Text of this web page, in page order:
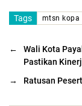
Tags mtsn kopa
←
Wali Kota
Pastikan
→
Ratusan